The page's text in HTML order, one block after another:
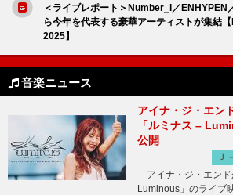
＜ライブレポート＞Number_i／
ら今年を代表する豪華アーティストが集結
2025】
音楽ニュース
アイナ・ジ・エン
「ルミナス –
公開
Ｊ
アイナ・ジ・エンド
Luminous」のライ